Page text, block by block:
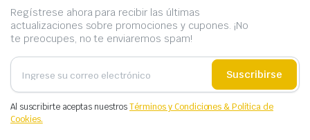
Regístrese ahora para recibir las últimas
actualizaciones sobre promociones y cupones. ¡No
te preocupes, no te enviaremos spam!
Suscribirse
Al suscribirte aceptas nuestrosTérminos y Condiciones & Política de
Cookies.